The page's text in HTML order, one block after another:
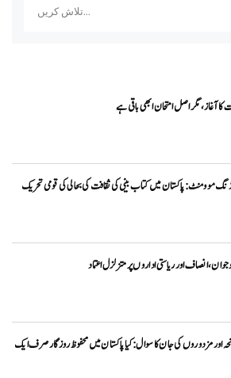
آغاز، مگر اصل امتحان ابھی باقی ہے
موومنٹ: پاکستان میں کتاب بینی کی ثقافت کی بحالی کی قومی تحریک
انصاف اور ریاستی اداروں پر متزلزل اعتماد
اور مزدوروں کی جان کا سوال: کیا پاکستان میں محفوظ روزگار صرف ایک